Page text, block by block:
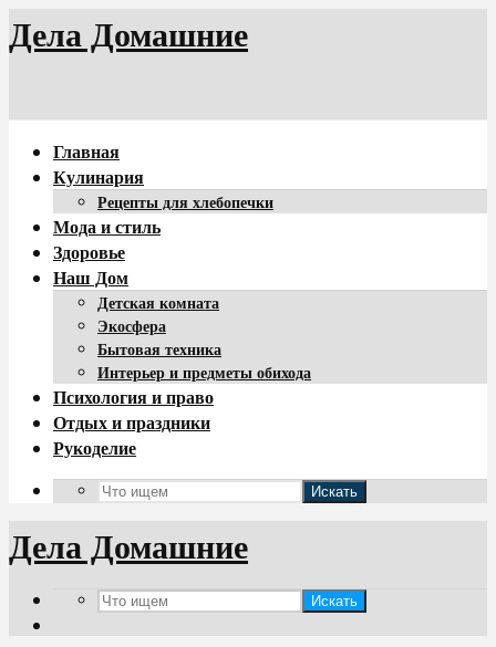
Дела Домашние
Главная
Кулинария
Рецепты для хлебопечки
Мода и стиль
Здоровье
Наш Дом
Детская комната
Экосфера
Бытовая техника
Интерьер и предметы обихода
Психология и право
Отдых и праздники
Рукоделие
Искать
Дела Домашние
Искать